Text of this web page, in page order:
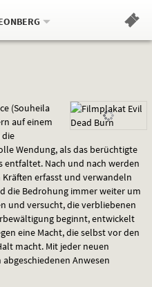
.
(Souheila
auf einem
die
Wendung, als das berüchtigte
entfaltet. Nach und nach werden
erfasst und verwandeln
die Bedrohung immer weiter um
und versucht, die verbliebenen
beginnt, entwickelt
eine Macht, die selbst vor den
macht. Mit jeder neuen
Anwesen